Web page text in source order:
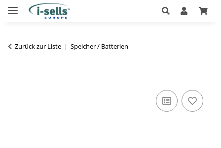
Zurück zur Liste Speicher / Batterien